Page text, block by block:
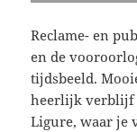
Reclame- en
en de
tijdsbeeld.
heerlijk verblijf
Ligure, waar je